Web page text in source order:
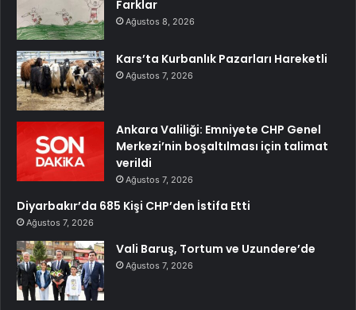
Farklar
Ağustos 8, 2026
Kars’ta Kurbanlık Pazarları Hareketli
Ağustos 7, 2026
Ankara Valiliği: Emniyete CHP Genel
Merkezi’nin boşaltılması için talimat
verildi
Ağustos 7, 2026
Diyarbakır’da 685 Kişi CHP’den İstifa Etti
Ağustos 7, 2026
Vali Baruş, Tortum ve Uzundere’de
Ağustos 7, 2026